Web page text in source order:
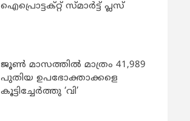
ഐപ്രൊട്ടക്റ്റ് സ്മാർട്ട് പ്ലസ്
ജൂൺ മാസത്തിൽ മാത്രം 41,989
പുതിയ ഉപഭോക്താക്കളെ
കൂട്ടിച്ചേർത്തു ‘വി’